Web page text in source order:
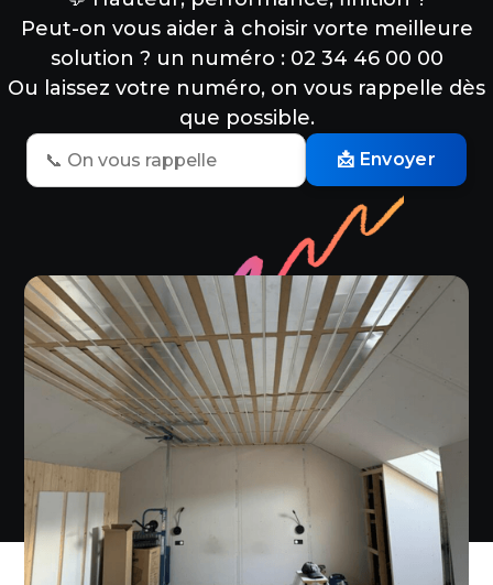
Peut-on vous aider à choisir vorte meilleure
solution ? un numéro : 02 34 46 00 00
Ou laissez votre numéro, on vous rappelle dès
que possible.
📩 Envoyer